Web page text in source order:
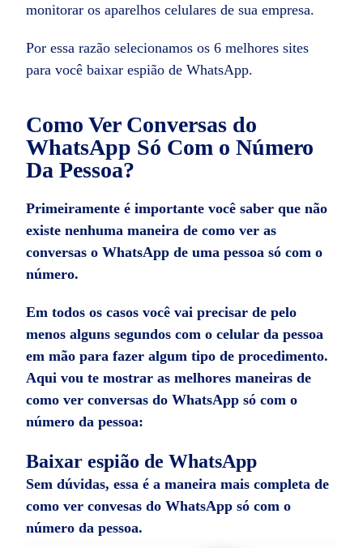
monitorar os aparelhos celulares de sua empresa.
Por essa razão selecionamos os 6 melhores sites
para você baixar espião de WhatsApp.
Como Ver Conversas do
WhatsApp Só Com o Número
Da Pessoa?
Primeiramente é importante você saber que não
existe nenhuma maneira de como ver as
conversas o WhatsApp de uma pessoa só com o
número.
Em todos os casos você vai precisar de pelo
menos alguns segundos com o celular da pessoa
em mão para fazer algum tipo de procedimento.
Aqui vou te mostrar as melhores maneiras de
como ver conversas do WhatsApp só com o
número da pessoa:
Baixar espião de WhatsApp
Sem dúvidas, essa é a maneira mais completa de
como ver convesas do WhatsApp só com o
número da pessoa.